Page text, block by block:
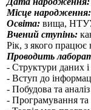
Місце народження:
Освіта: вища,
Вчений ступінь:
Рік, з якого
Проводить
- Структури даних
- Вступ до
- Побудова та
- Програмування та